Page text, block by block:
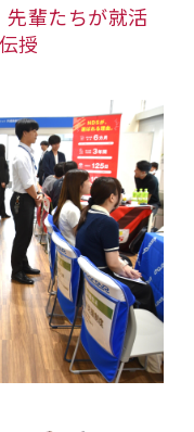
輩たちが就活
授